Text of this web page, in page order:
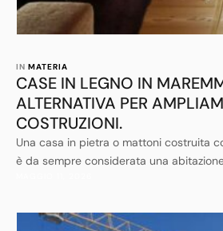
IN MATERIA
CASE IN LEGNO IN
ALTERNATIVA PER
COSTRUZIONI.
Una casa in pietra o mattoni costruita
è da sempre considerata una
sostanza poco adatto a costruire